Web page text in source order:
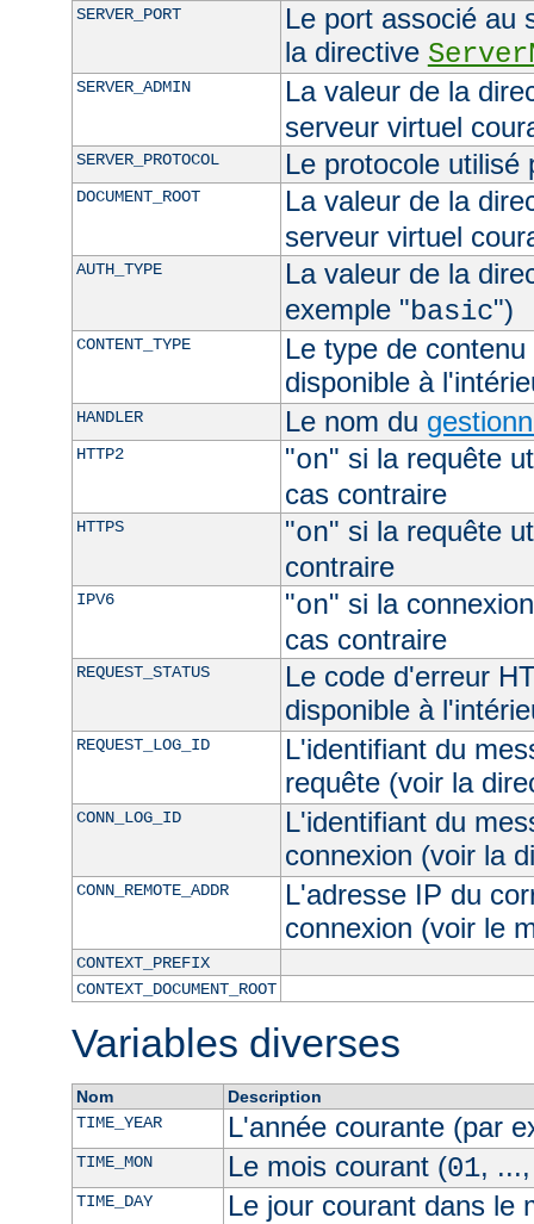
SERVER_PORT
Le port associé au
la directive
SERVER_ADMIN
La valeur de la
serveur virtuel
SERVER_PROTOCOL Le protocole utilisé
DOCUMENT_ROOT
La valeur de la
serveur virtuel
AUTH_TYPE
La valeur de la
exemple "basic")
CONTENT_TYPE
Le type de
disponible à
HANDLER Le nom du
HTTP2 "on" si la requête
cas contraire
HTTPS "on" si la requête
contraire
IPV6 "on" si la
cas contraire
REQUEST_STATUS
Le code d'erreur
disponible à
REQUEST_LOG_ID
L'identifiant du
requête (voir la
CONN_LOG_ID
L'identifiant du
connexion (voir la
CONN_REMOTE_ADDR
L'adresse IP du
connexion (voir le
CONTEXT_PREFIX
CONTEXT_DOCUMENT_ROOT
Variables diverses
Nom
Description
TIME_YEAR
L'année courante (par
TIME_MON Le mois courant (01,
TIME_DAY Le jour courant dans le